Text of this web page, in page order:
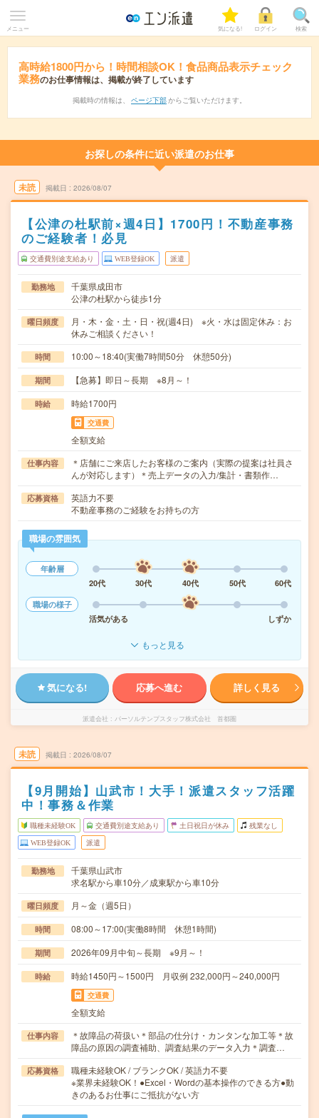
メニュー 気になる! ログイン 検索
高時給1800円から！時間相談OK！食品商品表示チェック
業務のお仕事情報は、掲載が終了しています
掲載時の情報は、 ページ下部 からご覧いただけます。
お探しの条件に近い派遣のお仕事
未読 掲載日 2026/08/07
【公津の杜駅前×週4日】1700円！不動産事務
のご経験者！必見
交通費別途支給あり WEB登録OK 派遣
勤務地
千葉県成田市
公津の杜駅から徒歩1分
曜日頻度
月・木・金・土・日・祝(週4日) ※火・水は固定休み：お
休みご相談ください！
時間 10:00～18:40(実働7時間50分 休憩50分)
期間 【急募】即日～長期 ※8月～！
時給 時給1700円
交通費
全額支給
仕事内容
＊店舗にご来店したお客様のご案内（実際の提案は社員さ
んが対応します）＊売上データの入力/集計・書類作…
応募資格
英語力不要
不動産事務のご経験をお持ちの方
職場の雰囲気
年齢層
20代
30代 40代 50代
60代
職場の様子
活気がある
しずか
もっと見る
気になる! 応募へ進む 詳しく見る
派遣会社 パーソルテンプスタッフ株式会社 首都圏
未読 掲載日 2026/08/07
【9月開始】山武市！大手！派遣スタッフ活躍
中！事務＆作業
職種未経験OK 交通費別途支給あり 土日祝日が休み 残業なし
WEB登録OK 派遣
勤務地
千葉県山武市
求名駅から車10分／成東駅から車10分
曜日頻度 月～金（週5日）
時間 08:00～17:00(実働8時間 休憩1時間)
期間 2026年09月中旬～長期 ※9月～！
時給 時給1450円～1500円 月収例 232,000円～240,000円
交通費
全額支給
仕事内容
＊故障品の荷扱い＊部品の仕分け・カンタンな加工等＊故
障品の原因の調査補助、調査結果のデータ入力＊調査…
応募資格
職種未経験OK / ブランクOK / 英語力不要
※業界未経験OK！●Excel・Wordの基本操作のできる方●動
きのあるお仕事にご抵抗がない方